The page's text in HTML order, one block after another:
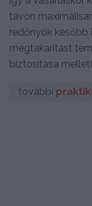
távon
redőnyök később
megtakarítást
biztosítása
további